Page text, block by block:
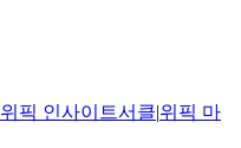
위픽 인사이트서클|위픽 마